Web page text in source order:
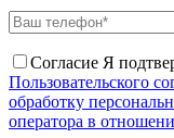
Согласие Я
Пользовательского
обработку
оператора в